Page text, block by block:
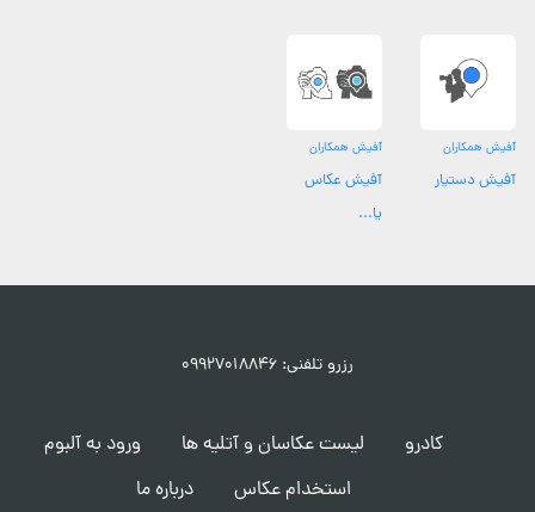
آفیش همکاران
آفیش دستیار
آفیش همکاران
آفیش عکاس
یا...
رزرو تلفنی: ۰۹۹۲۷۰۱۸۸۴۶
کادرو لیست عکاسان و آتلیه ها
ورود به آلبوم
استخدام عکاس
درباره ما